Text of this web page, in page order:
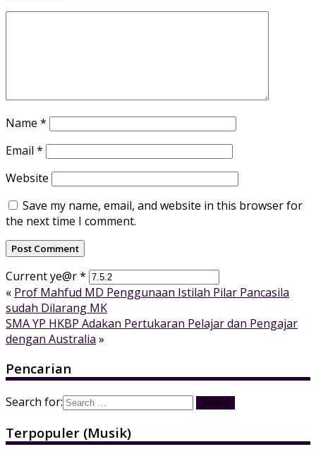
Name *
Email *
Website
Save my name, email, and website in this browser for
the next time I comment.
Current ye@r*
« Prof Mahfud MD Penggunaan Istilah Pilar Pancasila
sudah Dilarang MK
SMA YP HKBP Adakan Pertukaran Pelajar dan Pengajar
dengan Australia »
Pencarian
Search for:
Terpopuler (Musik)